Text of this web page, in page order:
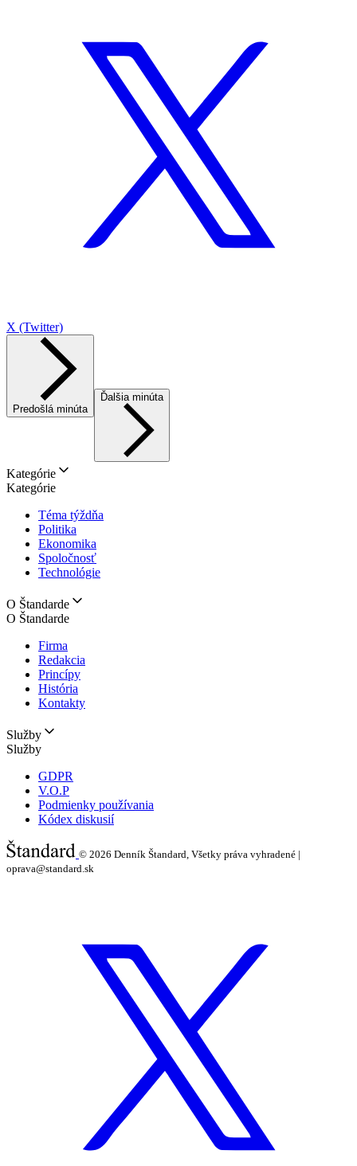
X (Twitter)
Predošlá minúta
Ďalšia minúta
Kategórie
Kategórie
Téma týždňa
Politika
Ekonomika
Spoločnosť
Technológie
O Štandarde
O Štandarde
Firma
Redakcia
Princípy
História
Kontakty
Služby
Služby
GDPR
V.O.P
Podmienky používania
Kódex diskusií
© 2026 Denník Štandard, Všetky práva vyhradené |
oprava@standard.sk